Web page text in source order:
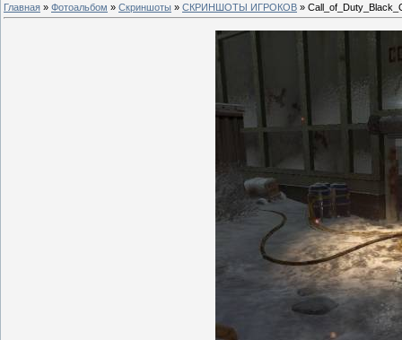
Главная » Фотоальбом » Скриншоты » СКРИНШОТЫ ИГРОКОВ »